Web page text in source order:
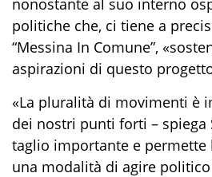
politiche che, ci tiene a
“Messina In Comune”,
aspirazioni di questo
«La pluralità di movimenti è
dei nostri punti forti – spiega
taglio importante e permette
una modalità di agire